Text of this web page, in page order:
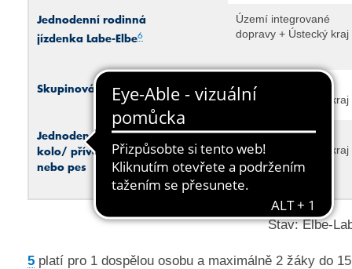
Jednodenní rodinná
jízdenka Labe-Elbe6
Území integrované
dopravy + Ústecký kraj
Skupinová jízdenka Labe-Elbe
Území integrované
dopravy + Ústecký kraj
Jednodenní jízdenka Elbe-Labe
kolo/ přívěs za kolo
nebo pes
Území integrované
dopravy + Ústecký kraj
Stav: Elbe-
5 platí pro 1 dospělou osobu a maximálně 2 žáky do